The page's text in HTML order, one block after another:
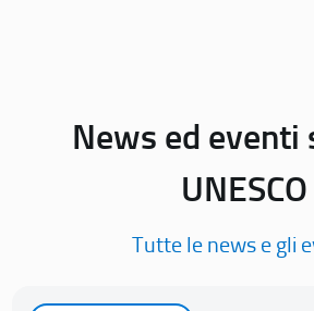
News ed eventi
UNESCO
Tutte le news e gli